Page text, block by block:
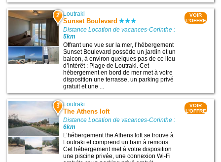
2 Loutraki
Sunset Boulevard
Distance Location de vacances-Corinthe :
5km
Offrant une vue sur la mer, l’hébergement
Sunset Boulevard possède un jardin et un
balcon, à environ quelques pas de ce lieu
d’intérêt : Plage de Loutraki. Cet
hébergement en bord de mer met à votre
disposition une terrasse, un parking privé
gratuit et une ...
VOIR
L'OFFRE
3 Loutraki
The Athens loft
Distance Location de vacances-Corinthe :
6km
L’hébergement the Athens loft se trouve à
Loutraki et comprend un bain à remous.
Cet hébergement met à votre disposition
une piscine privée, une connexion Wi-Fi
VOIR
L'OFFRE